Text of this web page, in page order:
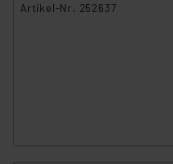
Artikel-Nr. 252637